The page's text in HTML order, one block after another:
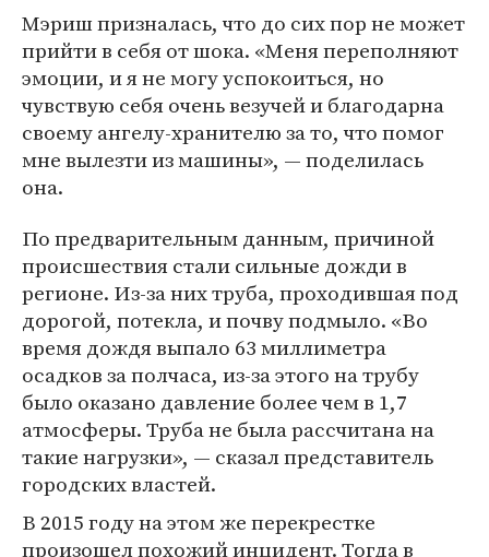
Мэриш призналась, что до сих пор не может
прийти в себя от шока. «Меня переполняют
эмоции, и я не могу успокоиться, но
чувствую себя очень везучей и благодарна
своему ангелу-хранителю за то, что помог
мне вылезти из машины», — поделилась
она.
По предварительным данным, причиной
происшествия стали сильные дожди в
регионе. Из-за них труба, проходившая под
дорогой, потекла, и почву подмыло. «Во
время дождя выпало 63 миллиметра
осадков за полчаса, из-за этого на трубу
было оказано давление более чем в 1,7
атмосферы. Труба не была рассчитана на
такие нагрузки», — сказал представитель
городских властей.
В 2015 году на этом же перекрестке
произошел похожий инцидент. Тогда в